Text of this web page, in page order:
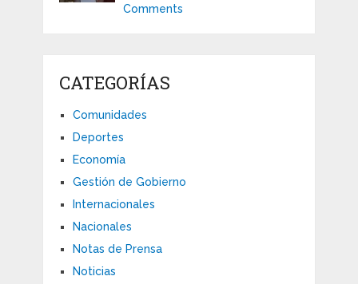
Comments
CATEGORÍAS
Comunidades
Deportes
Economía
Gestión de Gobierno
Internacionales
Nacionales
Notas de Prensa
Noticias